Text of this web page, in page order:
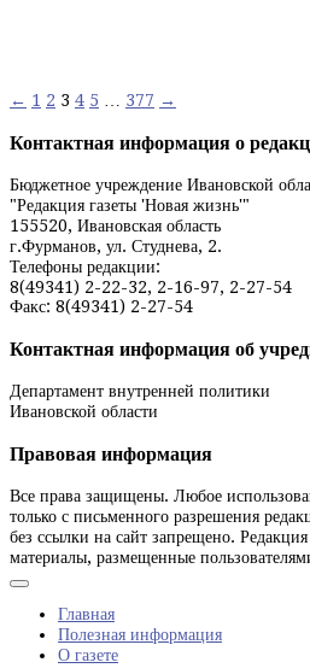
Навигация
по
← 1 2 3 4 5 … 377 →
Контактная информация о
Бюджетное учреждение Ивановской
"Редакция газеты 'Новая жизнь'"
155520, Ивановская область
г.Фурманов, ул. Студнева, 2.
Телефоны редакции:
8(49341) 2-22-32, 2-16-97, 2-27-54
Факс: 8(49341) 2-27-54
Контактная информация об
Департамент внутренней политики
Ивановской области
Правовая информация
Все права защищены. Любое
только с письменного разрешения
без ссылки на сайт запрещено. Редакция
материалы, размещенные
Главная
Полезная информация
О газете